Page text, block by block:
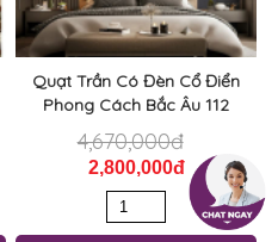
Quạt Trần Có Đèn Cổ Điển
Phong Cách Bắc Âu 112
4,670,000đ
2,800,000đ